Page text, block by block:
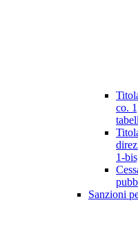
co.
1-
Sanzioni